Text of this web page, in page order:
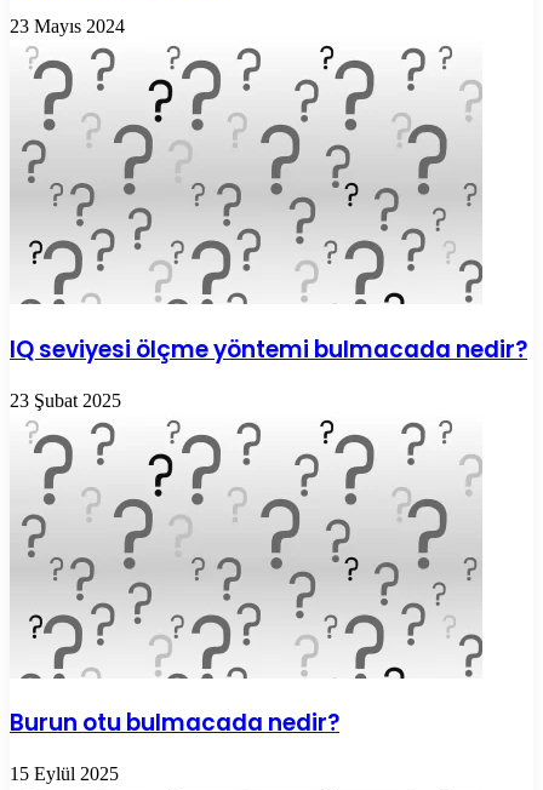
23 Mayıs 2024
IQ seviyesi ölçme yöntemi bulmacada nedir?
23 Şubat 2025
Burun otu bulmacada nedir?
15 Eylül 2025